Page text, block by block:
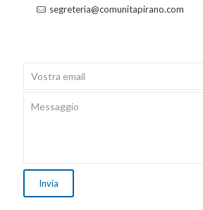
segreteria@comunitapirano.com